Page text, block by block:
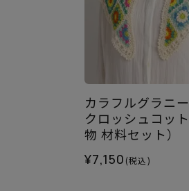
カラフルグラニ
クロッシュコッ
物 材料セット）
¥7,150 (税込)